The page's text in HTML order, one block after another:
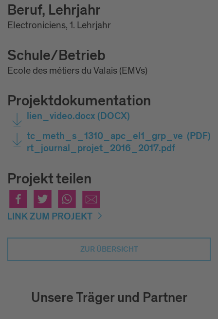
Beruf, Lehrjahr
Electroniciens, 1. Lehrjahr
Schule/Betrieb
Ecole des métiers du Valais (EMVs)
Projektdokumentation
lien_video.docx (DOCX)
tc_meth_s_1310_apc_el1_grp_ve
rt_journal_projet_2016_2017.pdf
(PDF)
Projekt teilen
LINK ZUM PROJEKT
ZUR ÜBERSICHT
Unsere Träger und Partner